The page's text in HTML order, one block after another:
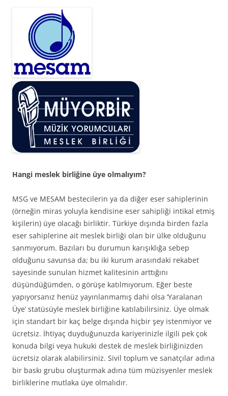
Hangi meslek birliğine üye olmalıyım?
MSG ve MESAM bestecilerin ya da diğer eser sahiplerinin
(örneğin miras yoluyla kendisine eser sahipliği intikal etmiş
kişilerin) üye olacağı birliktir. Türkiye dışında birden fazla
eser sahiplerine ait meslek birliği olan bir ülke olduğunu
sanmıyorum. Bazıları bu durumun karışıklığa sebep
olduğunu savunsa da; bu iki kurum arasındaki rekabet
sayesinde sunulan hizmet kalitesinin arttığını
düşündüğümden, o görüşe katılmıyorum. Eğer beste
yapıyorsanız henüz yayınlanmamış dahi olsa ‘Yaralanan
Üye’ statüsüyle meslek birliğine katılabilirsiniz. Üye olmak
için standart bir kaç belge dışında hiçbir şey istenmiyor ve
ücretsiz. İhtiyaç duyduğunuzda kariyerinizle ilgili pek çok
konuda bilgi veya hukuki destek de meslek birliğinizden
ücretsiz olarak alabilirsiniz. Sivil toplum ve sanatçılar adına
bir baskı grubu oluşturmak adına tüm müzisyenler meslek
birliklerine mutlaka üye olmalıdır.